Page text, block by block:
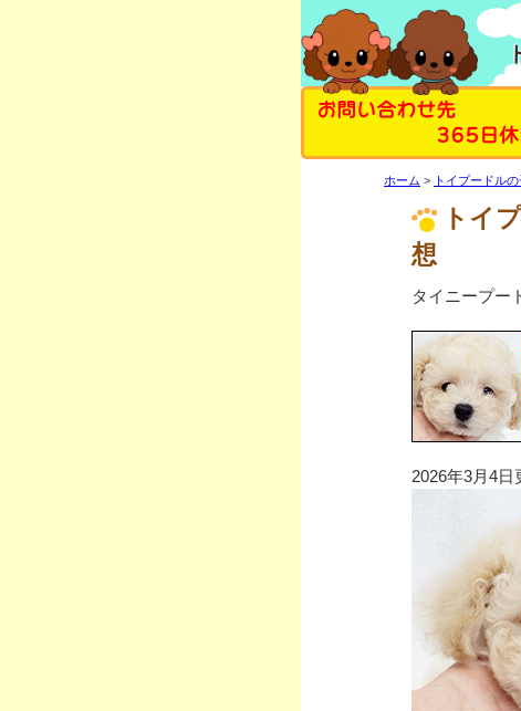
お問い合わせ先
365日
ホーム トイプードル
トイ
想
タイニープー
2026年3月4日